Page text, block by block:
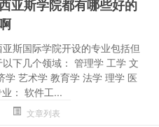
亚斯学院都有哪些好的
斯国际学院开设的专业包括但
下几个领域： 管理学 工学 文
学 艺术学 教育学 法学 理学 医
： 软件工...
文章列表